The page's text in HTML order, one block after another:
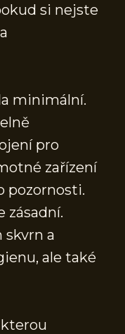
si nejste
minimální.
pro
zařízení
pozornosti.
zásadní.
skvrn a
ale také